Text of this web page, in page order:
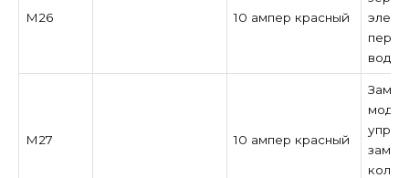
M26 10 ампер красный
M27 10 ампер красный